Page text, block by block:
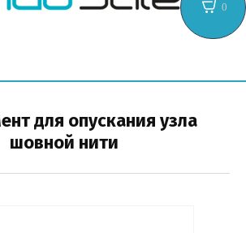
0
для опускания узла
шовной нити